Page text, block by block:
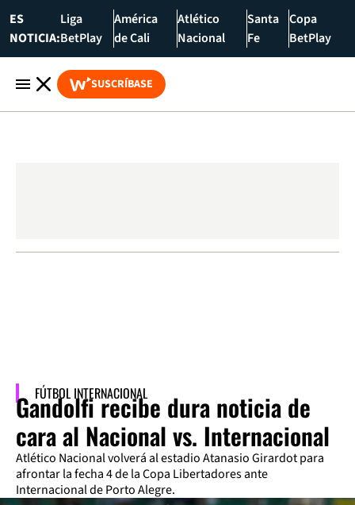
ES
NOTICIA:
Liga
BetPlay
América
de Cali
Atlético
Nacional
Santa
Fe
Copa
BetPlay
SUSCRÍBASE
FÚTBOL INTERNACIONAL
Gandolfi recibe dura noticia de
cara al Nacional vs. Internacional
Atlético Nacional volverá al estadio Atanasio Girardot para
afrontar la fecha 4 de la Copa Libertadores ante
Internacional de Porto Alegre.